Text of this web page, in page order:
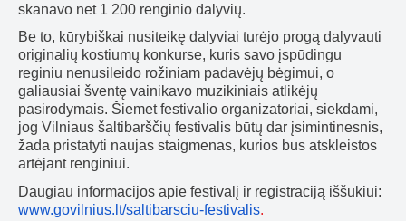
skanavo net 1 200 renginio dalyvių.
Be to, kūrybiškai nusiteikę dalyviai turėjo progą dalyvauti
originalių kostiumų konkurse, kuris savo įspūdingu
reginiu nenusileido rožiniam padavėjų bėgimui, o
galiausiai šventę vainikavo muzikiniais atlikėjų
pasirodymais. Šiemet festivalio organizatoriai, siekdami,
jog Vilniaus šaltibarščių festivalis būtų dar įsimintinesnis,
žada pristatyti naujas staigmenas, kurios bus atskleistos
artėjant renginiui.
Daugiau informacijos apie festivalį ir registraciją iššūkiui:
www.govilnius.lt/saltibarsciu-festivalis.